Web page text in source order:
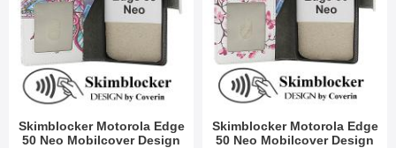
Skimblocker Motorola Edge
50 Neo Mobilcover Design
Skimblocker Motorola Edge
50 Neo Mobilcover Design